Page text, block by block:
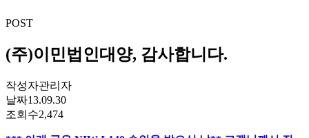
POST
(주)이민법인대양, 감사합니다.
작성자관리자
날짜13.09.30
조회수2,474